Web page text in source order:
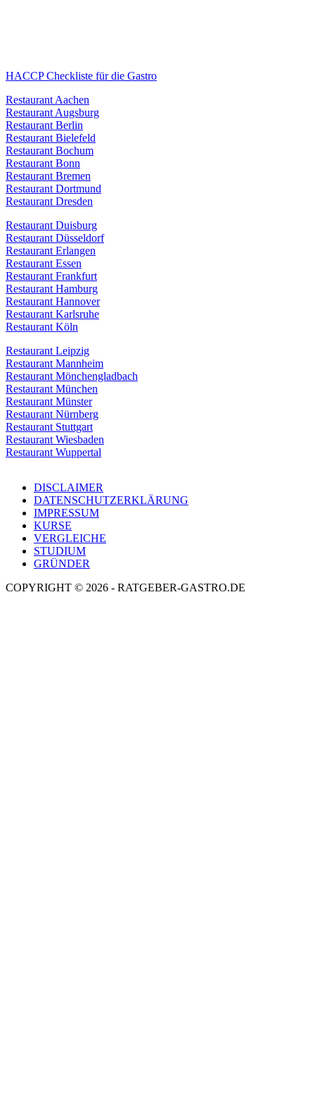
HACCP Checkliste für die Gastro
Restaurant Aachen
Restaurant Augsburg
Restaurant Berlin
Restaurant Bielefeld
Restaurant Bochum
Restaurant Bonn
Restaurant Bremen
Restaurant Dortmund
Restaurant Dresden
Restaurant Duisburg
Restaurant Düsseldorf
Restaurant Erlangen
Restaurant Essen
Restaurant Frankfurt
Restaurant Hamburg
Restaurant Hannover
Restaurant Karlsruhe
Restaurant Köln
Restaurant Leipzig
Restaurant Mannheim
Restaurant Mönchengladbach
Restaurant München
Restaurant Münster
Restaurant Nürnberg
Restaurant Stuttgart
Restaurant Wiesbaden
Restaurant Wuppertal
DISCLAIMER
DATENSCHUTZERKLÄRUNG
IMPRESSUM
KURSE
VERGLEICHE
STUDIUM
GRÜNDER
COPYRIGHT © 2026 - RATGEBER-GASTRO.DE